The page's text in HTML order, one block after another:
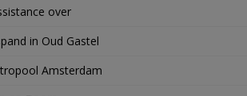
over
in Oud Gastel
Amsterdam